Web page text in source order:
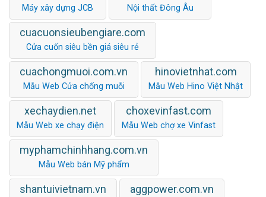
Máy xây dựng JCB Nội thất Đông Âu
cuacuonsieubengiare.com
Cửa cuốn siêu bền giá siêu rẻ
cuachongmuoi.com.vn
Mẫu Web Cửa chống muỗi
hinovietnhat.com
Mẫu Web Hino Việt Nhật
xechaydien.net
Mẫu Web xe chạy điện
choxevinfast.com
Mẫu Web chợ xe Vinfast
myphamchinhhang.com.vn
Mẫu Web bán Mỹ phẩm
shantuivietnam.vn aggpower.com.vn